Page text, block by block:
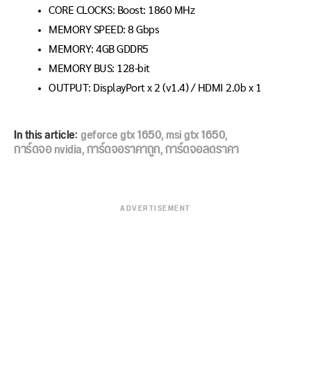
CORE CLOCKS: Boost: 1860 MHz
MEMORY SPEED: 8 Gbps
MEMORY: 4GB GDDR5
MEMORY BUS: 128-bit
OUTPUT: DisplayPort x 2 (v1.4) / HDMI 2.0b x 1
In this article:geforce gtx 1650,msi gtx 1650,
การ์ดจอ nvidia,การ์ดจอราคาถูก,การ์ดจอลดราคา
ADVERTISEMENT